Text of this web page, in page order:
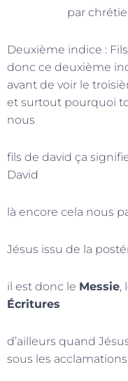
par
Deuxième indice :
donc ce deuxième
avant de voir le
et surtout pourquoi
nous
fils de david ça
David
là encore cela nous
Jésus issu de la
il est donc le Messie,
Écritures
d’ailleurs quand
sous les